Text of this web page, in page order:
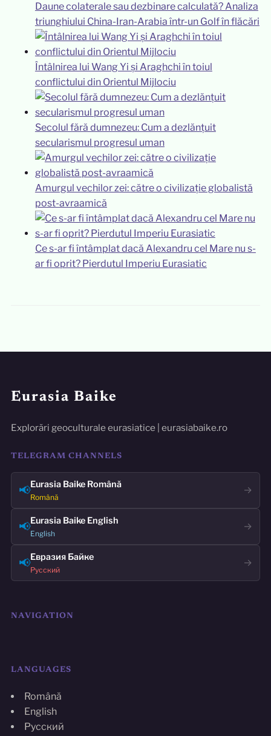
Daune colaterale sau dezbinare calculată? Analiza
triunghiului China-Iran-Arabia într-un Golf în flăcări
Întâlnirea lui Wang Yi și Araghchi în toiul
conflictului din Orientul Mijlociu
Secolul fără dumnezeu: Cum a dezlănțuit
secularismul progresul uman
Amurgul vechilor zei: către o civilizație globalistă
post-avraamică
Ce s-ar fi întâmplat dacă Alexandru cel Mare nu s-
ar fi oprit? Pierdutul Imperiu Eurasiatic
Eurasia Baike
Explorări geoculturale eurasiatice | eurasiabaike.ro
TELEGRAM CHANNELS
📢Eurasia Baike Română
Română
→
📢Eurasia Baike English
English
→
📢Евразия Байке
Русский
→
NAVIGATION
LANGUAGES
Română
English
Русский